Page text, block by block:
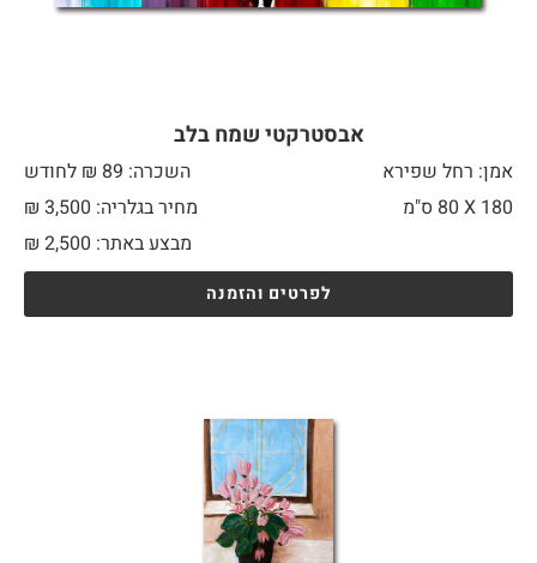
אבסטרקטי שמח בלב
אמן: רחל שפירא
השכרה: 89 ₪ לחודש
180 X
מחיר בגלריה: 3,500 ₪
מבצע באתר:
₪ 2,500
לפרטים והזמנה